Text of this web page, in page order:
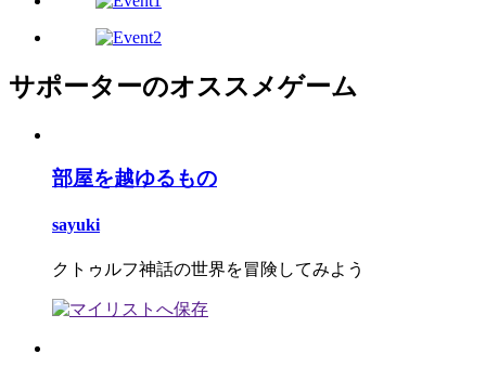
サポーターのオススメゲーム
部屋を越ゆるもの
sayuki
クトゥルフ神話の世界を冒険してみよう